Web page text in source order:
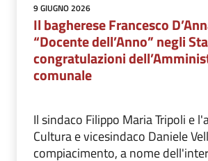
9 GIUGNO 2026
Il bagherese Francesco
“Docente dell’Anno” negli
congratulazioni
comunale
Il sindaco Filippo Maria Tripoli e
Cultura e vicesindaco Daniele
compiacimento, a nome